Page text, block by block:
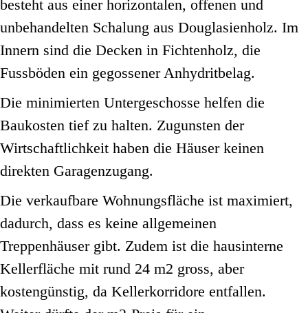
besteht aus einer horizontalen, offenen und
unbehandelten Schalung aus Douglasienholz. Im
Innern sind die Decken in Fichtenholz, die
Fussböden ein gegossener Anhydritbelag.
Die minimierten Untergeschosse helfen die
Baukosten tief zu halten. Zugunsten der
Wirtschaftlichkeit haben die Häuser keinen
direkten Garagenzugang.
Die verkaufbare Wohnungsfläche ist maximiert,
dadurch, dass es keine allgemeinen
Treppenhäuser gibt. Zudem ist die hausinterne
Kellerfläche mit rund 24 m2 gross, aber
kostengünstig, da Kellerkorridore entfallen.